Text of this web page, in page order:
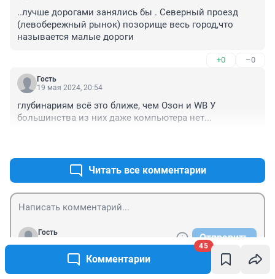
Комментарии
45
..лучше дорогами занялись бы . Северный проезд
(левобережный рынок) позорище весь город,что
называется малые дороги
+0 –0
Гость
19 мая 2024, 20:54
глубинариям всё это ближе, чем Озон и WB У
большинства из них даже компьютера нет...
Читать все комментарии
Гость
Отправить